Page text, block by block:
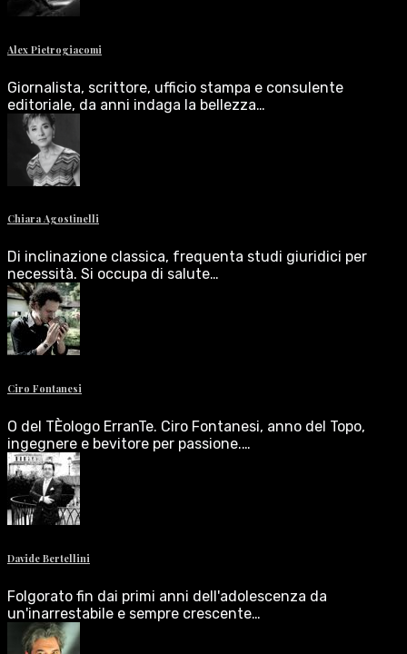
Alex Pietrogiacomi
Giornalista, scrittore, ufficio stampa e consulente
editoriale, da anni indaga la bellezza…
Chiara Agostinelli
Di inclinazione classica, frequenta studi giuridici per
necessità. Si occupa di salute…
Ciro Fontanesi
O del TÈologo ErranTe. Ciro Fontanesi, anno del Topo,
ingegnere e bevitore per passione.…
Davide Bertellini
Folgorato fin dai primi anni dell'adolescenza da
un'inarrestabile e sempre crescente…